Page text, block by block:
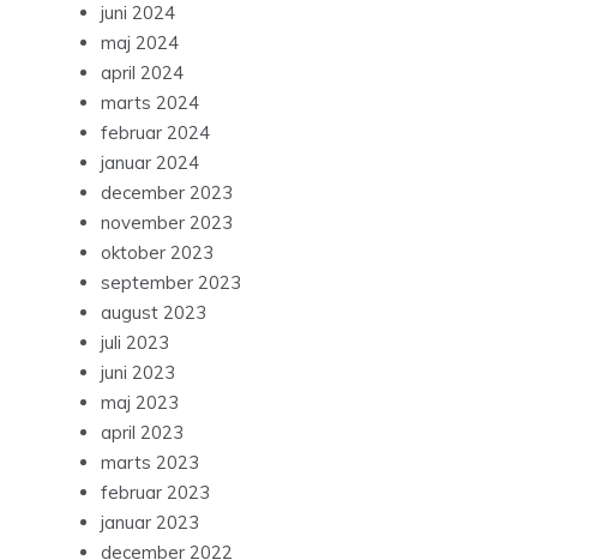
juni 2024
maj 2024
april 2024
marts 2024
februar 2024
januar 2024
december 2023
november 2023
oktober 2023
september 2023
august 2023
juli 2023
juni 2023
maj 2023
april 2023
marts 2023
februar 2023
januar 2023
december 2022